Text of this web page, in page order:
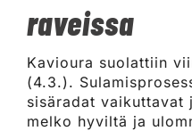
raveissa
Kavioura suolattiin
(4.3.).
sisäradat vaikuttavat
melko hyviltä ja